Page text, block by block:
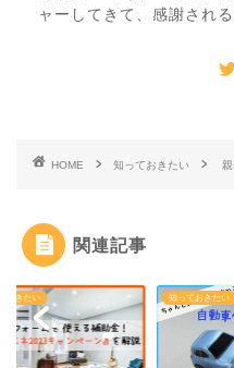
ャーしてきて、感謝され
HOME 知っておきたい
関連記事
おきたい 知っておきたい